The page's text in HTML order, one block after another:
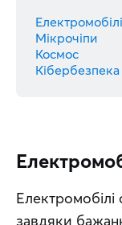
Електромобілі
Мікрочіпи
Космос
Кібербезпека
завдяки